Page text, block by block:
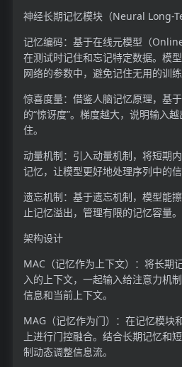
神经长期记忆模块（Neural Long-
记忆编码：基于在线元模型（
在测试时记住和忘记特定数据。模
网络的参数中，避免记住无用的训练
惊喜度量：借鉴人脑记忆原理，基
的“惊讶度”。梯度越大，说明输入
住。
动量机制：引入动量机制，将短期
记忆，让模型更好地处理序列中的信
遗忘机制：基于遗忘机制，模型能
止记忆溢出，管理有限的记忆容量。
架构设计
MAC（记忆作为上下文）：将长期
入的上下文，一起输入给注意力机
信息和当前上下文。
MAG（记忆作为门）：在记忆模块
上进行门控融合。结合长期记忆和
制动态调整信息流。